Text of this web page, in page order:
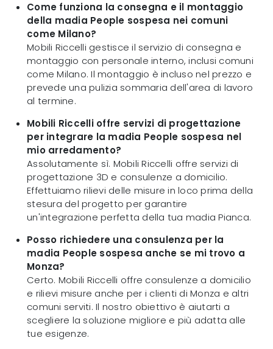
Come funziona la consegna e il montaggio
della madia People sospesa nei comuni
come Milano?
Mobili Riccelli gestisce il servizio di consegna e
montaggio con personale interno, inclusi comuni
come Milano. Il montaggio è incluso nel prezzo e
prevede una pulizia sommaria dell'area di lavoro
al termine.
Mobili Riccelli offre servizi di progettazione
per integrare la madia People sospesa nel
mio arredamento?
Assolutamente sì. Mobili Riccelli offre servizi di
progettazione 3D e consulenze a domicilio.
Effettuiamo rilievi delle misure in loco prima della
stesura del progetto per garantire
un'integrazione perfetta della tua madia Pianca.
Posso richiedere una consulenza per la
madia People sospesa anche se mi trovo a
Monza?
Certo. Mobili Riccelli offre consulenze a domicilio
e rilievi misure anche per i clienti di Monza e altri
comuni serviti. Il nostro obiettivo è aiutarti a
scegliere la soluzione migliore e più adatta alle
tue esigenze.